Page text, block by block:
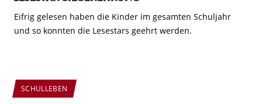
Eifrig gelesen haben die Kinder im gesamten Schuljahr
und so konnten die Lesestars geehrt werden.
SCHULLEBEN